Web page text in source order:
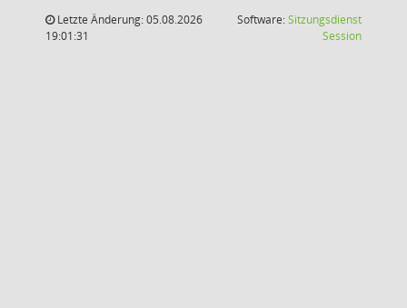
Letzte Änderung: 05.08.2026
19:01:31
Software:Sitzungsdienst
Session(Wird in